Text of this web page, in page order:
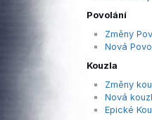
Povolání
Změny
Nová
Kouzla
Změny
Nová
Epické